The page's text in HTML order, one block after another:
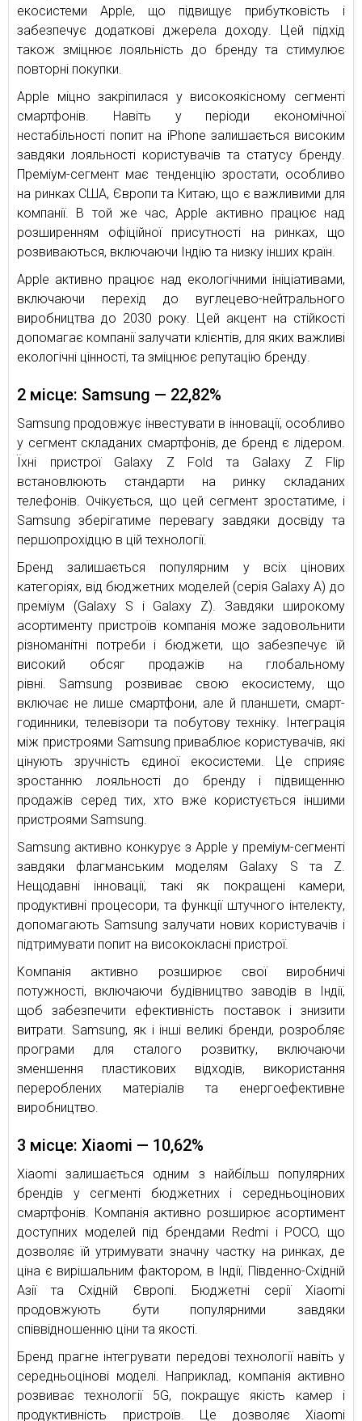
екосистеми Apple, що підвищує прибутковість і
забезпечує додаткові джерела доходу. Цей підхід
також зміцнює лояльність до бренду та стимулює
повторні покупки.
Apple міцно закріпилася у високоякісному сегменті
смартфонів. Навіть у періоди економічної
нестабільності попит на iPhone залишається високим
завдяки лояльності користувачів та статусу бренду.
Преміум-сегмент має тенденцію зростати, особливо
на ринках США, Європи та Китаю, що є важливими для
компанії. В той же час, Apple активно працює над
розширенням офіційної присутності на ринках, що
розвиваються, включаючи Індію та низку інших країн.
Apple активно працює над екологічними ініціативами,
включаючи перехід до вуглецево-нейтрального
виробництва до 2030 року. Цей акцент на стійкості
допомагає компанії залучати клієнтів, для яких важливі
екологічні цінності, та зміцнює репутацію бренду.
2 місце: Samsung — 22,82%
Samsung продовжує інвестувати в інновації, особливо
у сегмент складаних смартфонів, де бренд є лідером.
Їхні пристрої Galaxy Z Fold та Galaxy Z Flip
встановлюють стандарти на ринку складаних
телефонів. Очікується, що цей сегмент зростатиме, і
Samsung зберігатиме перевагу завдяки досвіду та
першопрохідцю в цій технології.
Бренд залишається популярним у всіх цінових
категоріях, від бюджетних моделей (серія Galaxy A) до
преміум (Galaxy S і Galaxy Z). Завдяки широкому
асортименту пристроїв компанія може задовольнити
різноманітні потреби і бюджети, що забезпечує їй
високий обсяг продажів на глобальному
рівні. Samsung розвиває свою екосистему, що
включає не лише смартфони, але й планшети, смарт-
годинники, телевізори та побутову техніку. Інтеграція
між пристроями Samsung приваблює користувачів, які
цінують зручність єдиної екосистеми. Це сприяє
зростанню лояльності до бренду і підвищенню
продажів серед тих, хто вже користується іншими
пристроями Samsung.
Samsung активно конкурує з Apple у преміум-сегменті
завдяки флагманським моделям Galaxy S та Z.
Нещодавні інновації, такі як покращені камери,
продуктивні процесори, та функції штучного інтелекту,
допомагають Samsung залучати нових користувачів і
підтримувати попит на висококласні пристрої.
Компанія активно розширює свої виробничі
потужності, включаючи будівництво заводів в Індії,
щоб забезпечити ефективність поставок і знизити
витрати. Samsung, як і інші великі бренди, розробляє
програми для сталого розвитку, включаючи
зменшення пластикових відходів, використання
перероблених матеріалів та енергоефективне
виробництво.
3 місце: Xiaomi — 10,62%
Xiaomi залишається одним з найбільш популярних
брендів у сегменті бюджетних і середньоцінових
смартфонів. Компанія активно розширює асортимент
доступних моделей під брендами Redmi і POCO, що
дозволяє їй утримувати значну частку на ринках, де
ціна є вирішальним фактором, в Індії, Південно-Східній
Азії та Східній Європі. Бюджетні серії Xiaomi
продовжують бути популярними завдяки
співвідношенню ціни та якості.
Бренд прагне інтегрувати передові технології навіть у
середньоцінові моделі. Наприклад, компанія активно
розвиває технології 5G, покращує якість камер і
продуктивність пристроїв. Це дозволяє Xiaomi